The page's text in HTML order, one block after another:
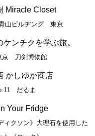
Miracle Closet
山ビルヂング 東京
ケンチクを学ぶ旅。
刀剣博物館
かしゆか商店
だるま
Your Fridge
ィクソン》大理石を使用した